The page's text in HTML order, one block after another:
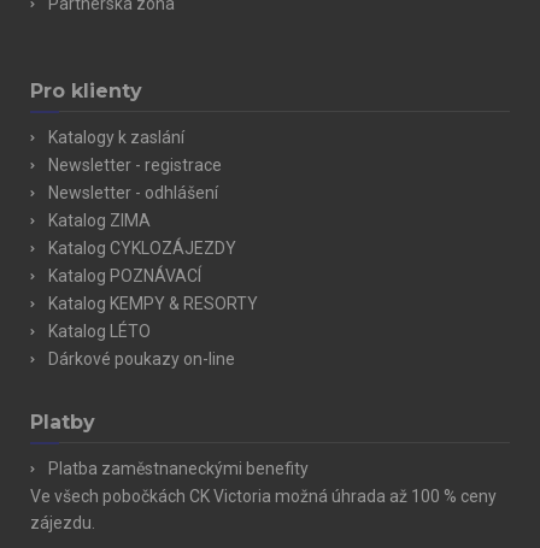
Pro klienty
Katalogy k zaslání
Newsletter - registrace
Newsletter - odhlášení
Katalog ZIMA
Katalog CYKLOZÁJEZDY
Katalog POZNÁVACÍ
Katalog KEMPY & RESORTY
Katalog LÉTO
Dárkové poukazy on-line
Platby
Platba zaměstnaneckými benefity
Ve všech pobočkách CK Victoria možná úhrada až 100 % ceny
zájezdu.